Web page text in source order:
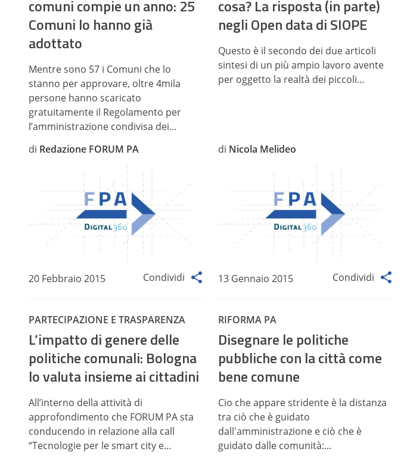
comuni compie un anno: 25
Comuni lo hanno già
adottato
Mentre sono 57 i Comuni che lo
stanno per approvare, oltre 4mila
persone hanno scaricato
gratuitamente il Regolamento per
l’amministrazione condivisa dei...
di Redazione FORUM PA
20 Febbraio 2015 Condividi
cosa? La risposta (in parte)
negli Open data di SIOPE
Questo è il secondo dei due articoli
sintesi di un più ampio lavoro avente
per oggetto la realtà dei piccoli...
di Nicola Melideo
13 Gennaio 2015 Condividi
PARTECIPAZIONE E TRASPARENZA
L’impatto di genere delle
politiche comunali: Bologna
lo valuta insieme ai cittadini
All’interno della attività di
approfondimento che FORUM PA sta
conducendo in relazione alla call
“Tecnologie per le smart city e...
RIFORMA PA
Disegnare le politiche
pubbliche con la città come
bene comune
Cio che appare stridente è la distanza
tra ciò che è guidato
dall'amministrazione e ciò che è
guidato dalle comunità:...